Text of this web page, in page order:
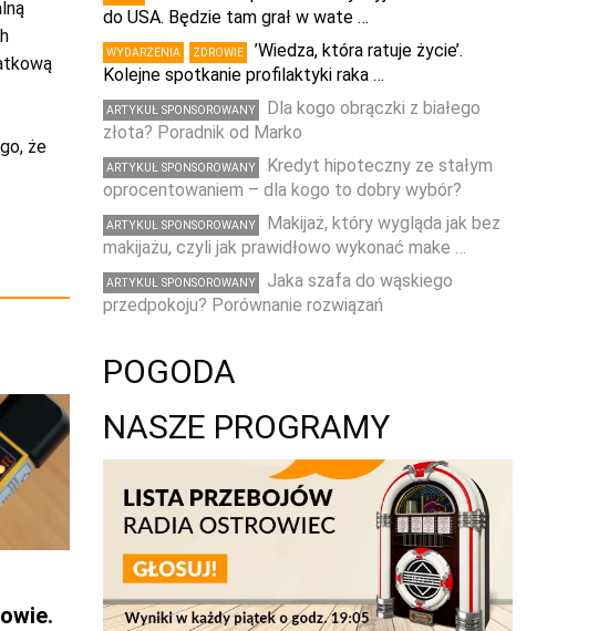
że
do USA. Będzie tam grał w wate …
WYDARZENIA ZDROWIE
’Wiedza, która ratuje życie’.
Kolejne spotkanie profilaktyki raka …
ARTYKUŁ SPONSOROWANY
Dla kogo obrączki z białego
złota? Poradnik od Marko
ARTYKUŁ SPONSOROWANY
Kredyt hipoteczny ze stałym
oprocentowaniem – dla kogo to dobry wybór?
ARTYKUŁ SPONSOROWANY
Makijaż, który wygląda jak bez
makijażu, czyli jak prawidłowo wykonać make …
ARTYKUŁ SPONSOROWANY
Jaka szafa do wąskiego
przedpokoju? Porównanie rozwiązań
POGODA
NASZE PROGRAMY